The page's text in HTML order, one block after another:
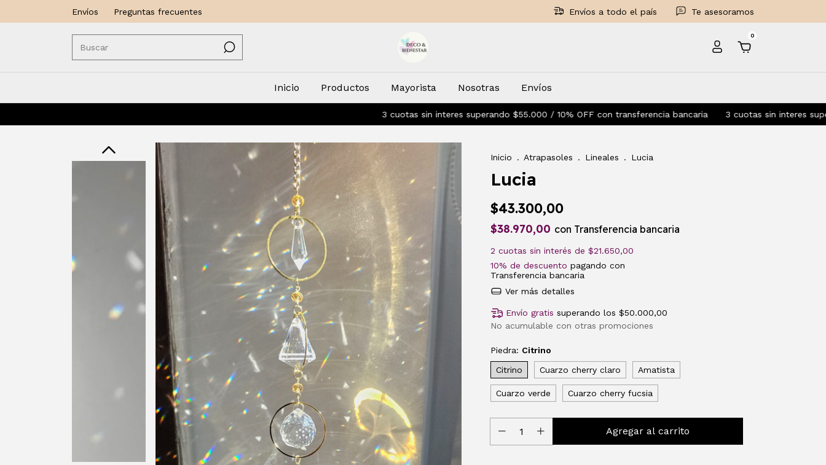
Envíos Preguntas frecuentes Envíos a todo el país Te asesoramos
0
Inicio Productos Mayorista Nosotras Envíos
3 cuotas sin interes superando $55.000 / 10% OFF con transferencia bancaria 3 cuotas sin interes superando
Inicio . Atrapasoles . Lineales . Lucia
Lucia
$43.300,00
$38.970,00 con Transferencia bancaria
2 cuotas sin interés de $21.650,00
10% de descuento pagando con
Transferencia bancaria
Ver más detalles
Envío gratis superando los$50.000,00
No acumulable con otras promociones
Piedra: Citrino
Citrino
Cuarzo cherry claro Amatista
Cuarzo verde Cuarzo cherry fucsia